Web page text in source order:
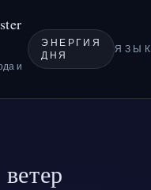
и
ЭНЕРГИЯ
ДНЯ
ЯЗЫК